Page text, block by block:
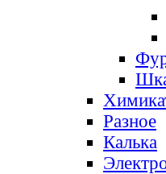
Разное
Калька